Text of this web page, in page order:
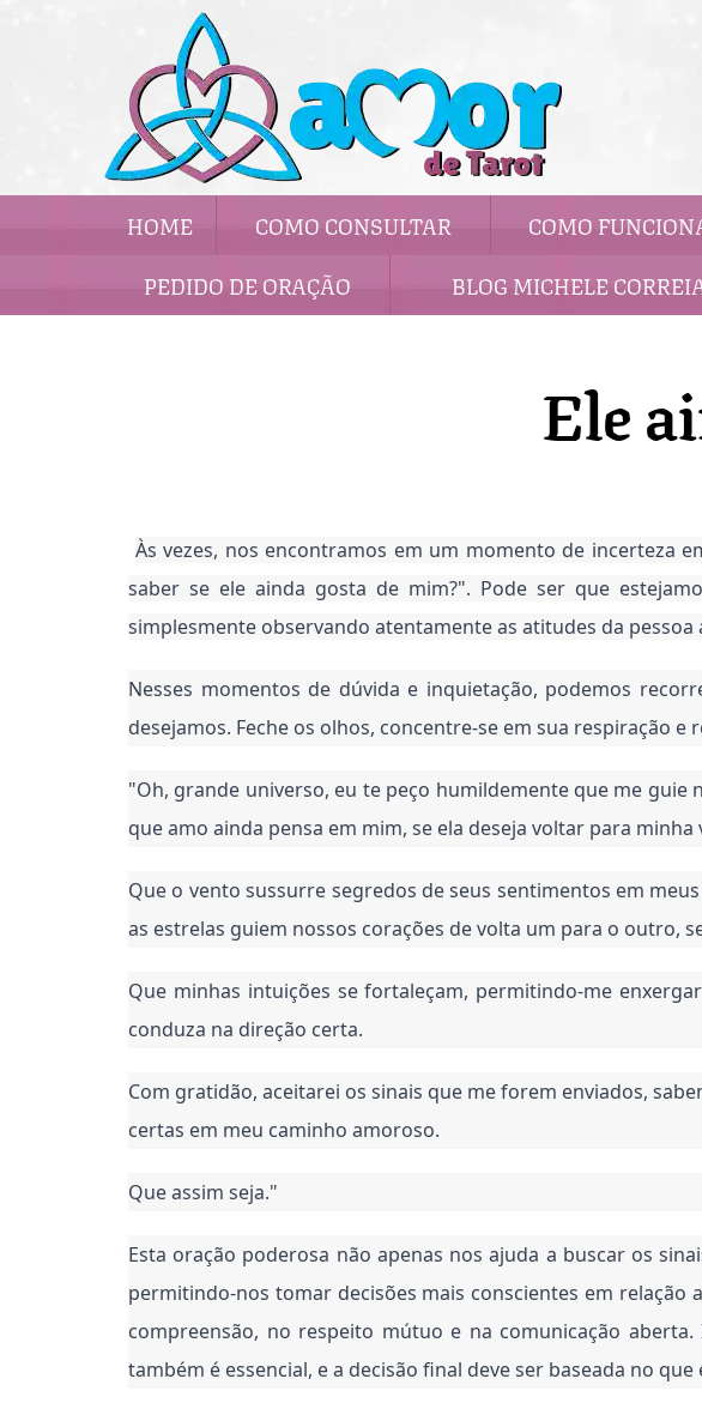
HOME COMO CONSULTAR COMO
PEDIDO DE ORAÇÃO
BLOG MICHELE
Ele
Às vezes, nos encontramos em um momento de incerteza
saber se ele ainda gosta de mim?". Pode ser que
simplesmente observando atentamente as atitudes da
Nesses momentos de dúvida e inquietação, podemos
desejamos. Feche os olhos, concentre-se em sua respiração e
"Oh, grande universo, eu te peço humildemente que me
que amo ainda pensa em mim, se ela deseja voltar para
Que o vento sussurre segredos de seus sentimentos em
as estrelas guiem nossos corações de volta um para o outro,
Que minhas intuições se fortaleçam, permitindo-me
conduza na direção certa.
Com gratidão, aceitarei os sinais que me forem enviados,
certas em meu caminho amoroso.
Que assim seja."
Esta oração poderosa não apenas nos ajuda a buscar os
permitindo-nos tomar decisões mais conscientes em
compreensão, no respeito mútuo e na comunicação
também é essencial, e a decisão final deve ser baseada no